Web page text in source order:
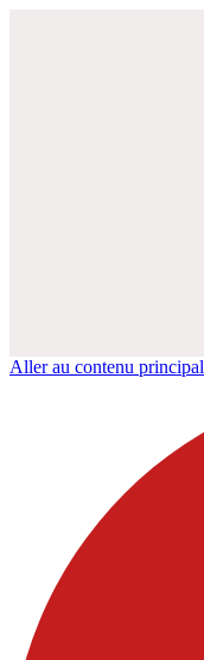
Aller au contenu principal